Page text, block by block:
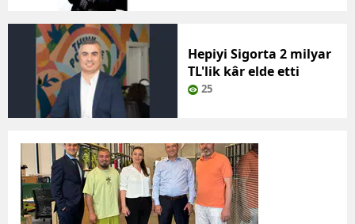
Çorum
Edirne
Elazığ
Erzincan
Hepiyi Sigorta 2 milyar
TL'lik kâr elde etti
25